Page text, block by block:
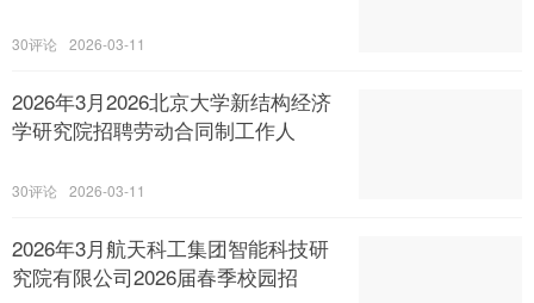
30 2026-03-11
2026年3月2026北京大学新结构经济
学研究院招聘劳动合同制工作人
30 2026-03-11
2026年3月航天科工集团智能科技研
究院有限公司2026届春季校园招